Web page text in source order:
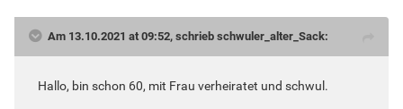
Am 13.10.2021 at 09:52, schrieb schwuler_alter_Sack:
Hallo, bin schon 60, mit Frau verheiratet und schwul.